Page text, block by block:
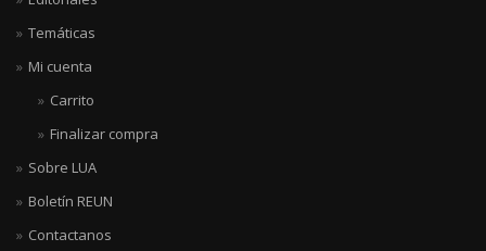
Temáticas
Mi cuenta
Carrito
Finalizar compra
Sobre LUA
Boletín REUN
Contactanos